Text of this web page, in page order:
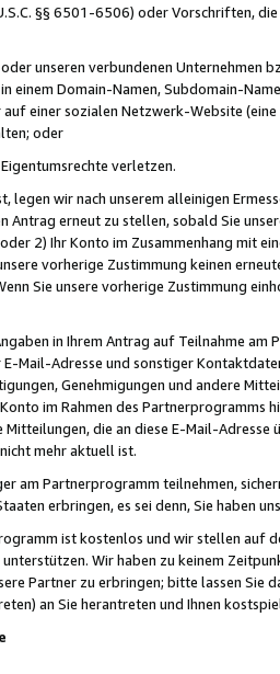
§§ 6501-6506) oder Vorschriften,
unseren verbundenen Unternehmen
einem Domain-Namen, Subdomain-
einer sozialen Netzwerk-Website
oder
verletzen.
legen wir nach unserem alleinigen
Antrag erneut zu stellen, sobald Sie
2) Ihr Konto im Zusammenhang mit
vorherige Zustimmung keinen
Sie unsere vorherige Zustimmung
in Ihrem Antrag auf Teilnahme
E-Mail-Adresse und sonstiger
Genehmigungen und andere
im Rahmen des Partnerprogramms
Mitteilungen, die an diese E-Mail-
mehr aktuell ist.
am Partnerprogramm teilnehmen,
erbringen, es sei denn, Sie haben
ist kostenlos und wir stellen auf
Wir haben zu keinem
Partner zu erbringen; bitte lassen Sie
an Sie herantreten und Ihnen